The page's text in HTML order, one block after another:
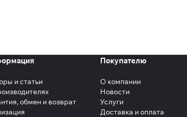
и статьи
обмен и возврат
Покупателю
О компании
Новости
Услуги
Доставка и оплата